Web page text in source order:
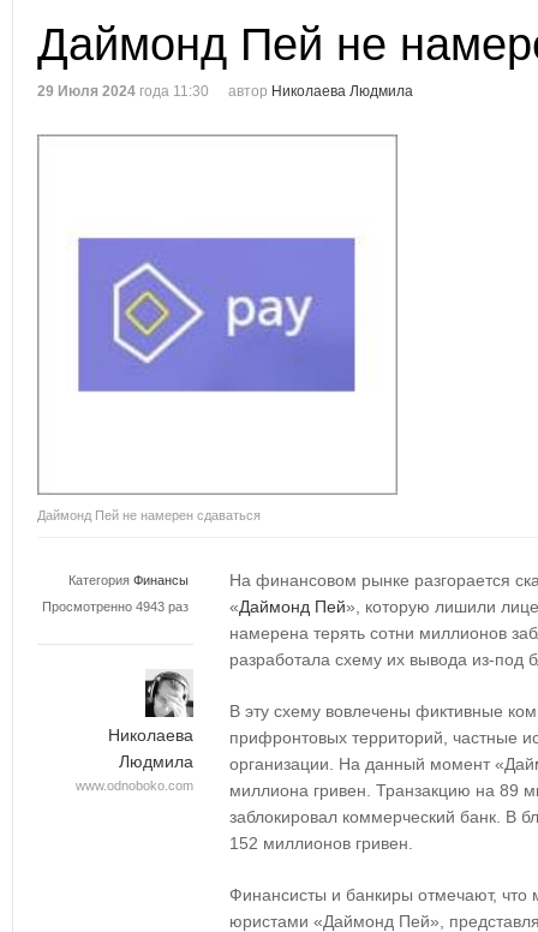
Даймонд Пей не
29 Июля 2024 года 11:30 автор Николаева Людмила
Даймонд Пей не намерен сдаваться
Категория Финансы
Просмотренно 4943 раз
Николаева
Людмила
www.odnoboko.com
На финансовом рынке разгорается
«Даймонд Пей», которую лишили
намерена терять сотни миллионов
разработала схему их вывода из-под
В эту схему вовлечены фиктивные
прифронтовых территорий, частные
организации. На данный момент
миллиона гривен. Транзакцию на 89
заблокировал коммерческий банк. В
152 миллионов гривен.
Финансисты и банкиры отмечают, что
юристами «Даймонд Пей»,